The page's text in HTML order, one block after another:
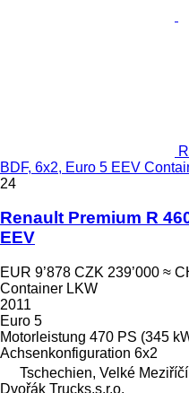
BDF, 6x2, Euro 5 EEV
24
Renault Premium R
EEV
EUR 9’878 CZK 239’000 ≈
Container LKW
2011
Euro 5
Motorleistung 470 PS (345
Achsenkonfiguration 6x2
Tschechien, Velké Meziříčí
Dvořák Trucks,s.r.o.